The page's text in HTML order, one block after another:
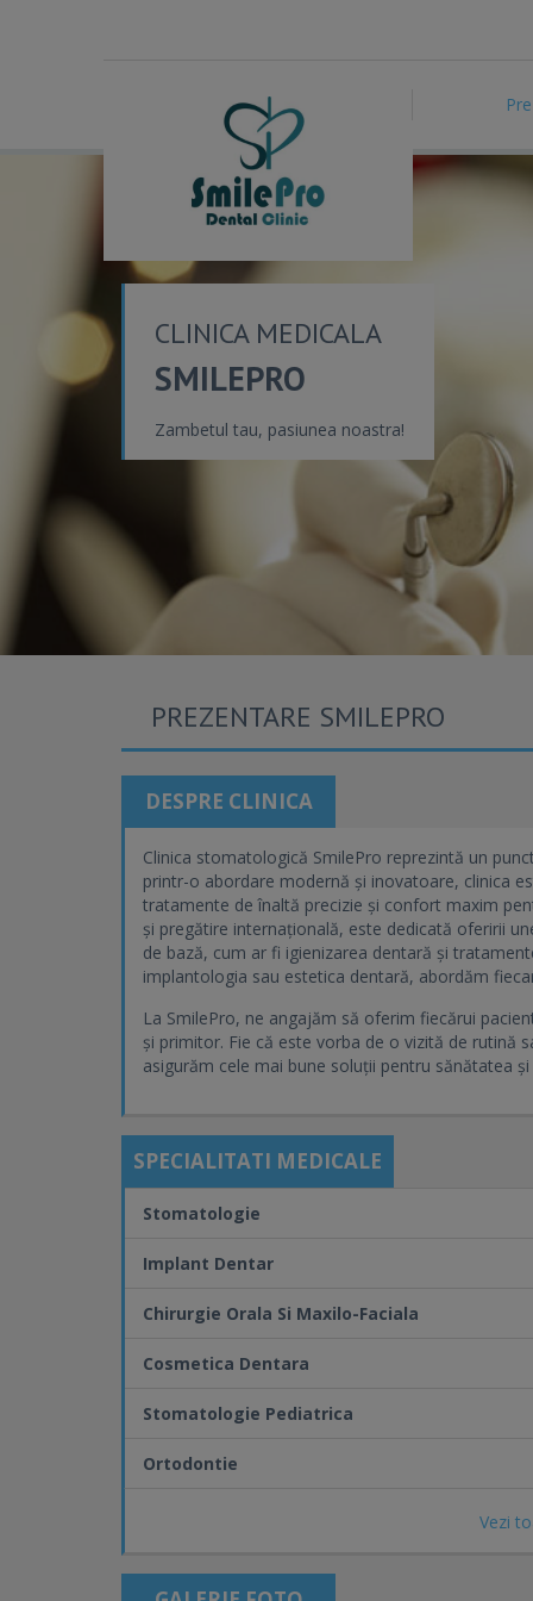
CLINICA MEDICALA
SMILEPRO
Zambetul tau, pasiunea noastra!
PREZENTARE SMILEPRO
DESPRE CLINICA
Clinica stomatologică SmilePro reprezintă un
printr-o abordare modernă și inovatoare, clinica
tratamente de înaltă precizie și confort maxim
și pregătire internațională, este dedicată oferirii
de bază, cum ar fi igienizarea dentară și
implantologia sau estetica dentară, abordăm
La SmilePro, ne angajăm să oferim fiecărui
și primitor. Fie că este vorba de o vizită de rutină
asigurăm cele mai bune soluții pentru sănătatea
SPECIALITATI MEDICALE
Vezi
Stomatologie
Implant Dentar
Chirurgie Orala Si Maxilo-Faciala
Cosmetica Dentara
Stomatologie Pediatrica
Ortodontie